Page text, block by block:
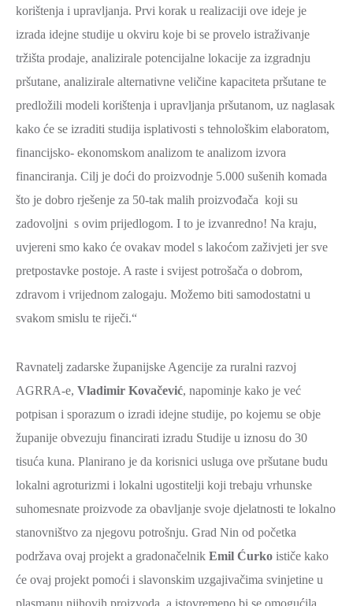
korištenja i upravljanja. Prvi korak u realizaciji ove ideje je
izrada idejne studije u okviru koje bi se provelo istraživanje
tržišta prodaje, analizirale potencijalne lokacije za izgradnju
pršutane, analizirale alternativne veličine kapaciteta pršutane te
predložili modeli korištenja i upravljanja pršutanom, uz naglasak
kako će se izraditi studija isplativosti s tehnološkim elaboratom,
financijsko- ekonomskom analizom te analizom izvora
financiranja. Cilj je doći do proizvodnje 5.000 sušenih komada
što je dobro rješenje za 50-tak malih proizvođača koji su
zadovoljni s ovim prijedlogom. I to je izvanredno! Na kraju,
uvjereni smo kako će ovakav model s lakoćom zaživjeti jer sve
pretpostavke postoje. A raste i svijest potrošača o dobrom,
zdravom i vrijednom zalogaju. Možemo biti samodostatni u
svakom smislu te riječi.“
Ravnatelj zadarske županijske Agencije za ruralni razvoj
AGRRA-e, Vladimir Kovačević, napominje kako je već
potpisan i sporazum o izradi idejne studije, po kojemu se obje
županije obvezuju financirati izradu Studije u iznosu do 30
tisuća kuna. Planirano je da korisnici usluga ove pršutane budu
lokalni agroturizmi i lokalni ugostitelji koji trebaju vrhunske
suhomesnate proizvode za obavljanje svoje djelatnosti te lokalno
stanovništvo za njegovu potrošnju. Grad Nin od početka
podržava ovaj projekt a gradonačelnik Emil Ćurko ističe kako
će ovaj projekt pomoći i slavonskim uzgajivačima svinjetine u
plasmanu njihovih proizvoda, a istovremeno bi se omogućila